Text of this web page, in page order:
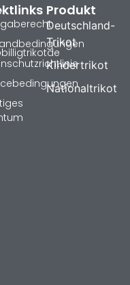
Produkt
Deutschland-
Trikot
Kindertrikot
Nationaltrikot